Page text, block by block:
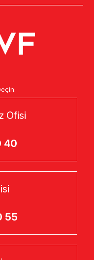
Ofisi
40
55